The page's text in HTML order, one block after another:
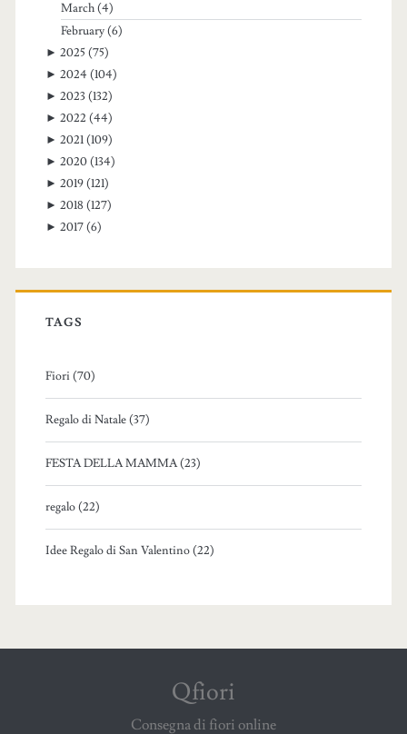
March (4)
February (6)
► 2025 (75)
► 2024 (104)
► 2023 (132)
► 2022 (44)
► 2021 (109)
► 2020 (134)
► 2019 (121)
► 2018 (127)
► 2017 (6)
TAGS
Fiori (70)
Regalo di Natale (37)
FESTA DELLA MAMMA (23)
regalo (22)
Idee Regalo di San Valentino (22)
Qfiori
Consegna di fiori online